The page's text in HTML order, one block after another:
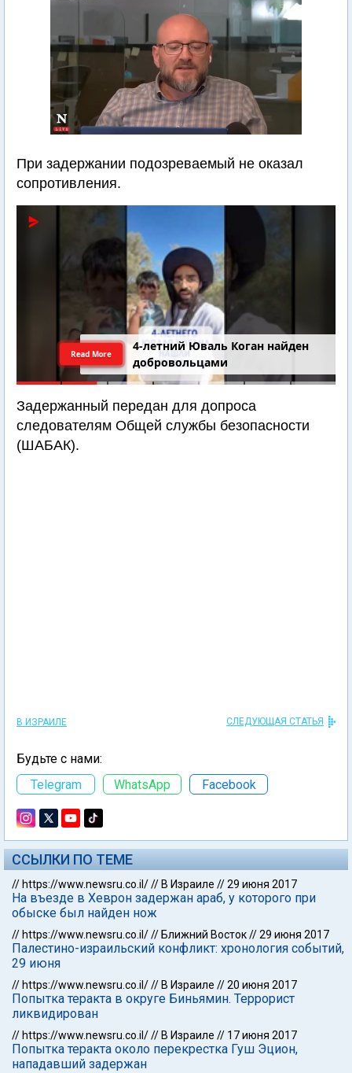
При задержании подозреваемый не оказал
сопротивления.
4-летний Юваль Коган найден
добровольцами
Read More
Задержанный передан для допроса
следователям Общей службы безопасности
(ШАБАК).
В ИЗРАИЛЕ СЛЕДУЮЩАЯ СТАТЬЯ
Будьте с нами:
Telegram
WhatsApp Facebook
ССЫЛКИ ПО ТЕМЕ
// https://www.newsru.co.il/// В Израиле //29 июня 2017
На въезде в Хеврон задержан араб, у которого при
обыске был найден нож
// https://www.newsru.co.il/// Ближний Восток//29 июня 2017
Палестино-израильский конфликт: хронология событий,
29 июня
// https://www.newsru.co.il/// В Израиле //20 июня 2017
Попытка теракта в округе Биньямин. Террорист
ликвидирован
// https://www.newsru.co.il/// В Израиле // 17 июня 2017
Попытка теракта около перекрестка Гуш Эцион,
нападавший задержан